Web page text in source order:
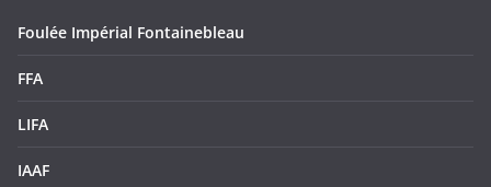
Foulée Impérial Fontainebleau
FFA
LIFA
IAAF